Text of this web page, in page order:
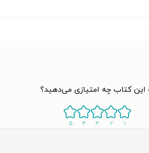
این کتاب چه امتیازی می‌دهید؟
۱ ۲ ۳ ۴ ۵